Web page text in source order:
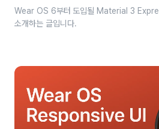
Wear OS 6부터 도입될 Material 3
소개하는 글입니다.